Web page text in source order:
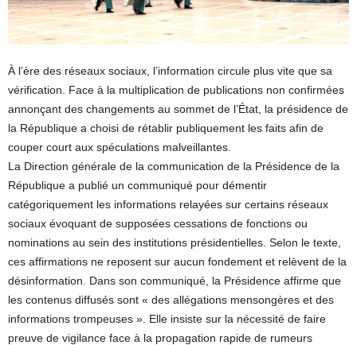
À l’ère des réseaux sociaux, l’information circule plus vite que sa
vérification. Face à la multiplication de publications non confirmées
annonçant des changements au sommet de l’État, la présidence de
la République a choisi de rétablir publiquement les faits afin de
couper court aux spéculations malveillantes.
La Direction générale de la communication de la Présidence de la
République a publié un communiqué pour démentir
catégoriquement les informations relayées sur certains réseaux
sociaux évoquant de supposées cessations de fonctions ou
nominations au sein des institutions présidentielles. Selon le texte,
ces affirmations ne reposent sur aucun fondement et relèvent de la
désinformation. Dans son communiqué, la Présidence affirme que
les contenus diffusés sont « des allégations mensongères et des
informations trompeuses ». Elle insiste sur la nécessité de faire
preuve de vigilance face à la propagation rapide de rumeurs